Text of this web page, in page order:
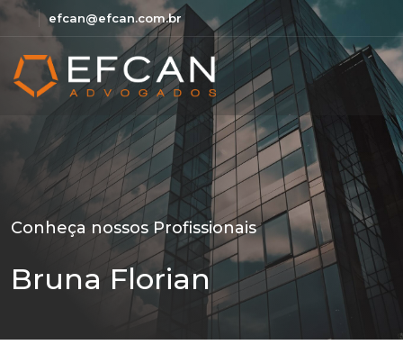
efcan@efcan.com.br
Conheça nossos Profissionais
Bruna Florian